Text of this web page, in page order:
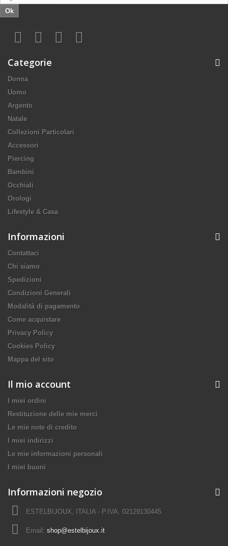
Ok
Categorie
Donna
Uomo
Argento
Natale
Collezioni Particolari
Accessori
Piercing
Bambini
Occhiali
Orologi
Lifestyle & Casa
Informazioni
Contattaci
Chi siamo
Spedizioni
Condizioni Generali
Modalità di pagamento
Come acquistare
Privacy Policy
Cookies Policy
Mappa del sito
Il mio account
I miei ordini
Restituzione delle mie merci
Le mie note di credito
I miei indirizzi
Le mie informazioni personali
I miei buoni
Informazioni negozio
ESTELBIJOUX, ITALIA - P.IVA. 02129130445
Email: shop@estelbijoux.it